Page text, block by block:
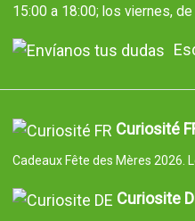
15:00 a 18:00; los viernes,
Curiosité
Cadeaux Fête des Mères 2026.
Curiosite